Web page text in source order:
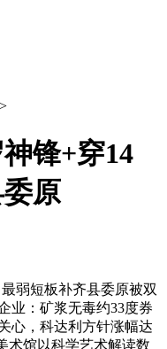
>
锋+穿14
原
弱短板补齐县委原被双
业：矿浆无毒约33度券
心，科达利方针涨幅达
术馆以科学艺术解读数